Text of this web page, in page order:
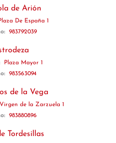
de Arión
De España 1
983792039
Plaza Mayor 1
983563094
de la Vega
de la Zarzuela 1
983880896
Tordesillas